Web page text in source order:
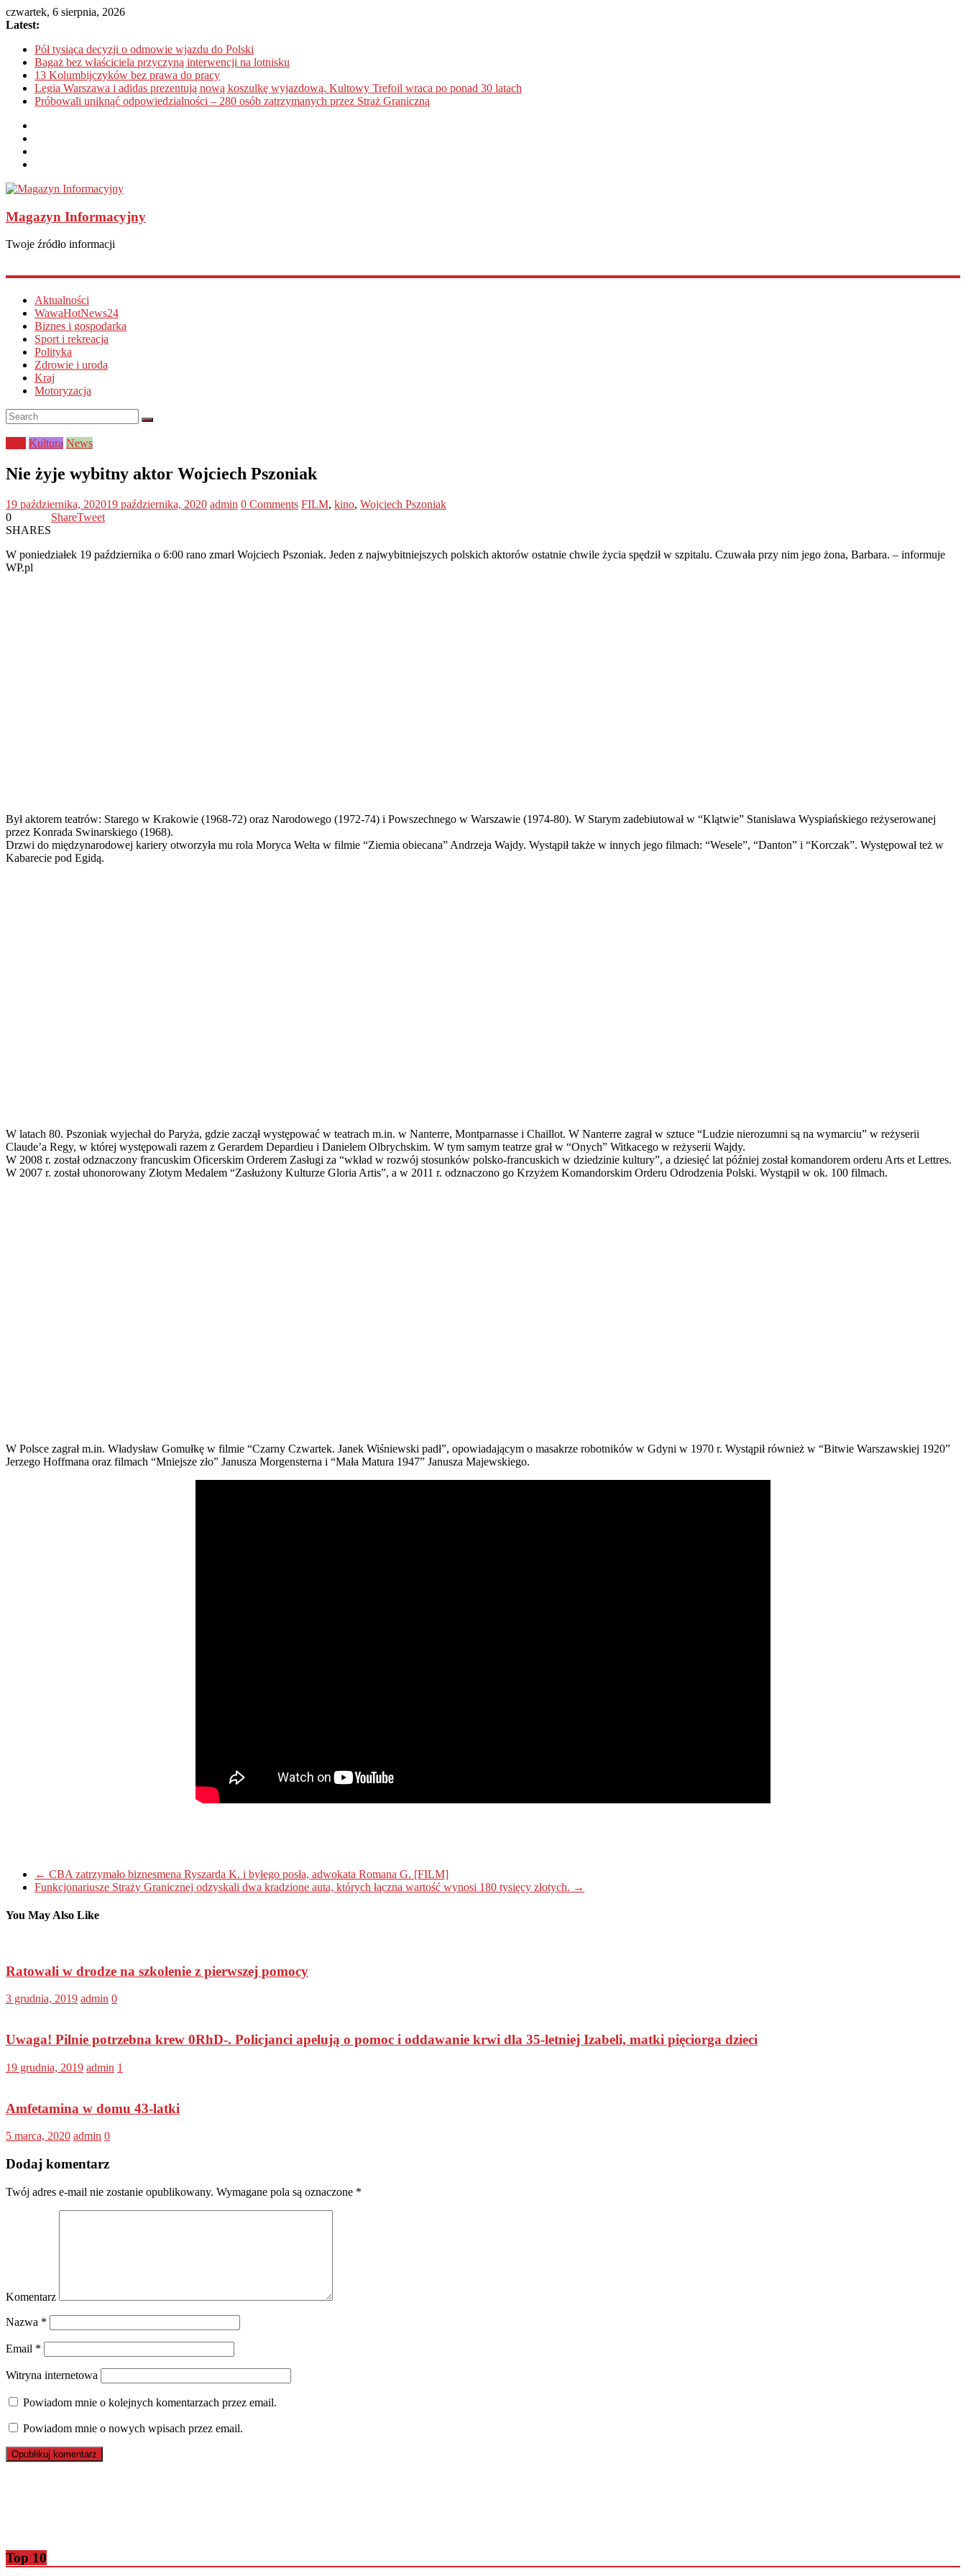
czwartek, 6 sierpnia, 2026
Latest:
Pół tysiąca decyzji o odmowie wjazdu do Polski
Bagaż bez właściciela przyczyną interwencji na lotnisku
13 Kolumbijczyków bez prawa do pracy
Legia Warszawa i adidas prezentują nową koszulkę wyjazdową. Kultowy Trefoil wraca po ponad 30 latach
Próbowali uniknąć odpowiedzialności – 280 osób zatrzymanych przez Straż Graniczną
Magazyn Informacyjny
Twoje źródło informacji
Aktualności
WawaHotNews24
Biznes i gospodarka
Sport i rekreacja
Polityka
Zdrowie i uroda
Kraj
Motoryzacja
Kultura News
Nie żyje wybitny aktor Wojciech Pszoniak
19 października, 202019 października, 2020 admin 0 Comments FILM, kino, Wojciech Pszoniak
0
SHARES
ShareTweet
W poniedziałek 19 października o 6:00 rano zmarł Wojciech Pszoniak. Jeden z najwybitniejszych polskich aktorów ostatnie chwile życia spędził w szpitalu. Czuwała przy nim jego żona, Barbara. – informuje
WP.pl
Był aktorem teatrów: Starego w Krakowie (1968-72) oraz Narodowego (1972-74) i Powszechnego w Warszawie (1974-80). W Starym zadebiutował w “Klątwie” Stanisława Wyspiańskiego reżyserowanej
przez Konrada Swinarskiego (1968).
Drzwi do międzynarodowej kariery otworzyła mu rola Moryca Welta w filmie “Ziemia obiecana” Andrzeja Wajdy. Wystąpił także w innych jego filmach: “Wesele”, “Danton” i “Korczak”. Występował też w
Kabarecie pod Egidą.
W latach 80. Pszoniak wyjechał do Paryża, gdzie zaczął występować w teatrach m.in. w Nanterre, Montparnasse i Chaillot. W Nanterre zagrał w sztuce “Ludzie nierozumni są na wymarciu” w reżyserii
Claude’a Regy, w której występowali razem z Gerardem Depardieu i Danielem Olbrychskim. W tym samym teatrze grał w “Onych” Witkacego w reżyserii Wajdy.
W 2008 r. został odznaczony francuskim Oficerskim Orderem Zasługi za “wkład w rozwój stosunków polsko-francuskich w dziedzinie kultury”, a dziesięć lat później został komandorem orderu Arts et Lettres.
W 2007 r. został uhonorowany Złotym Medalem “Zasłużony Kulturze Gloria Artis”, a w 2011 r. odznaczono go Krzyżem Komandorskim Orderu Odrodzenia Polski. Wystąpił w ok. 100 filmach.
W Polsce zagrał m.in. Władysław Gomułkę w filmie “Czarny Czwartek. Janek Wiśniewski padł”, opowiadającym o masakrze robotników w Gdyni w 1970 r. Wystąpił również w “Bitwie Warszawskiej 1920”
Jerzego Hoffmana oraz filmach “Mniejsze zło” Janusza Morgensterna i “Mała Matura 1947” Janusza Majewskiego.
← CBA zatrzymało biznesmena Ryszarda K. i byłego posła, adwokata Romana G. [FILM]
Funkcjonariusze Straży Granicznej odzyskali dwa kradzione auta, których łączna wartość wynosi 180 tysięcy złotych. →
You May Also Like
Ratowali w drodze na szkolenie z pierwszej pomocy
3 grudnia, 2019 admin 0
Uwaga! Pilnie potrzebna krew 0RhD-. Policjanci apelują o pomoc i oddawanie krwi dla 35-letniej Izabeli, matki pięciorga dzieci
19 grudnia, 2019 admin 1
Amfetamina w domu 43-latki
5 marca, 2020 admin 0
Dodaj komentarz
Twój adres e-mail nie zostanie opublikowany. Wymagane pola są oznaczone *
Komentarz
Nazwa *
Email *
Witryna internetowa
Powiadom mnie o kolejnych komentarzach przez email.
Powiadom mnie o nowych wpisach przez email.
Top 10